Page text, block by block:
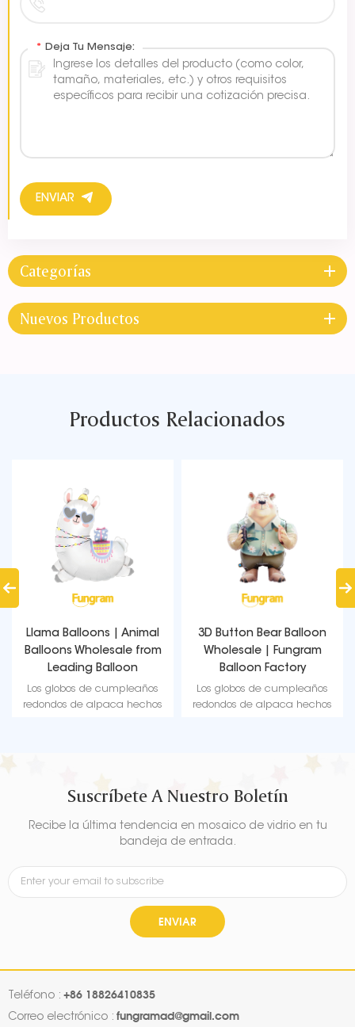
* Deja Tu Mensaje:
ENVIAR
Categorías
Nuevos Productos
Productos Relacionados
Llama Balloons | Animal
Balloons Wholesale from
Leading Balloon
Manufacturer
Los globos de cumpleaños
redondos de alpaca hechos
3D Button Bear Balloon
Wholesale | Fungram
Balloon Factory
Los globos de cumpleaños
redondos de alpaca hechos
decoraciones para festivales,
Suscríbete A Nuestro Boletín
Recibe la última tendencia en mosaico de vidrio en tu
bandeja de entrada.
ENVIAR
Teléfono : +86 18826410835
Correo electrónico : fungramad@gmail.com